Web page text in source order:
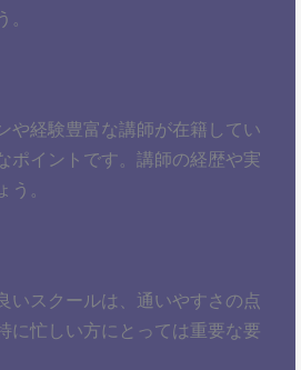
や経験豊富な講師が在籍してい
ポイントです。講師の経歴や実
。
いスクールは、通いやすさの点
に忙しい方にとっては重要な要